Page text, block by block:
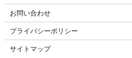
お問い合わせ
プライバシーポリシー
サイトマップ